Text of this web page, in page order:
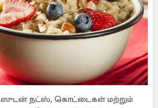
நட்ஸ், கொட்டைகள் மற்றும்